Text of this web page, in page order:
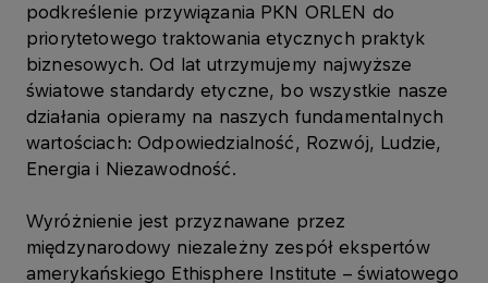
podkreślenie przywiązania PKN ORLEN do
priorytetowego traktowania etycznych praktyk
biznesowych. Od lat utrzymujemy najwyższe
światowe standardy etyczne, bo wszystkie nasze
działania opieramy na naszych fundamentalnych
wartościach: Odpowiedzialność, Rozwój, Ludzie,
Energia i Niezawodność.
Wyróżnienie jest przyznawane przez
międzynarodowy niezależny zespół ekspertów
amerykańskiego Ethisphere Institute – światowego